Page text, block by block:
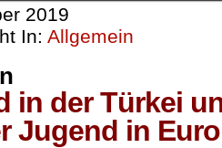
2019
In: Allgemein
in der Türkei
Jugend in